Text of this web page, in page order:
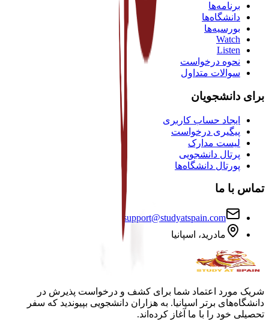
برنامه‌ها
دانشگاه‌ها
بورسیه‌ها
Watch
Listen
نحوه درخواست
سوالات متداول
برای دانشجویان
ایجاد حساب کاربری
پیگیری درخواست
لیست مدارک
پرتال دانشجویی
پورتال دانشگاه‌ها
تماس با ما
support@studyatspain.com
مادرید، اسپانیا
شریک مورد اعتماد شما برای کشف و درخواست پذیرش در
دانشگاه‌های برتر اسپانیا. به هزاران دانشجویی بپیوندید که سفر
تحصیلی خود را با ما آغاز کرده‌اند.